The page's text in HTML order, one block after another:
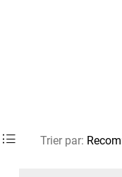
Trier par: